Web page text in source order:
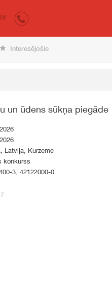
LV
Interesējošie
un ūdens sūkņa piegāde
Latvija, Kurzeme
konkurss
3, 42122000-0